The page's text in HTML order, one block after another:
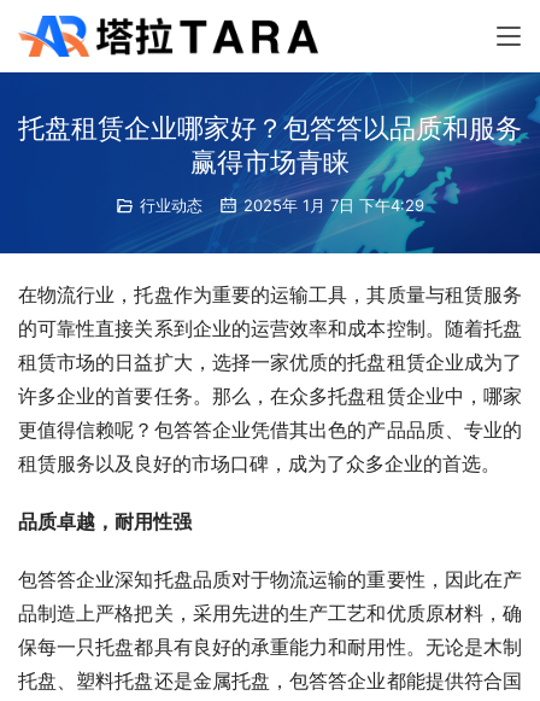
托盘租赁企业哪家好？包答答以品质和服务
赢得市场青睐
行业动态 2025年 1月 7日 下午4:29
在物流行业，托盘作为重要的运输工具，其质量与租赁服务
的可靠性直接关系到企业的运营效率和成本控制。随着托盘
租赁市场的日益扩大，选择一家优质的托盘租赁企业成为了
许多企业的首要任务。那么，在众多托盘租赁企业中，哪家
更值得信赖呢？包答答企业凭借其出色的产品品质、专业的
租赁服务以及良好的市场口碑，成为了众多企业的首选。
品质卓越，耐用性强
包答答企业深知托盘品质对于物流运输的重要性，因此在产
品制造上严格把关，采用先进的生产工艺和优质原材料，确
保每一只托盘都具有良好的承重能力和耐用性。无论是木制
托盘、塑料托盘还是金属托盘，包答答企业都能提供符合国